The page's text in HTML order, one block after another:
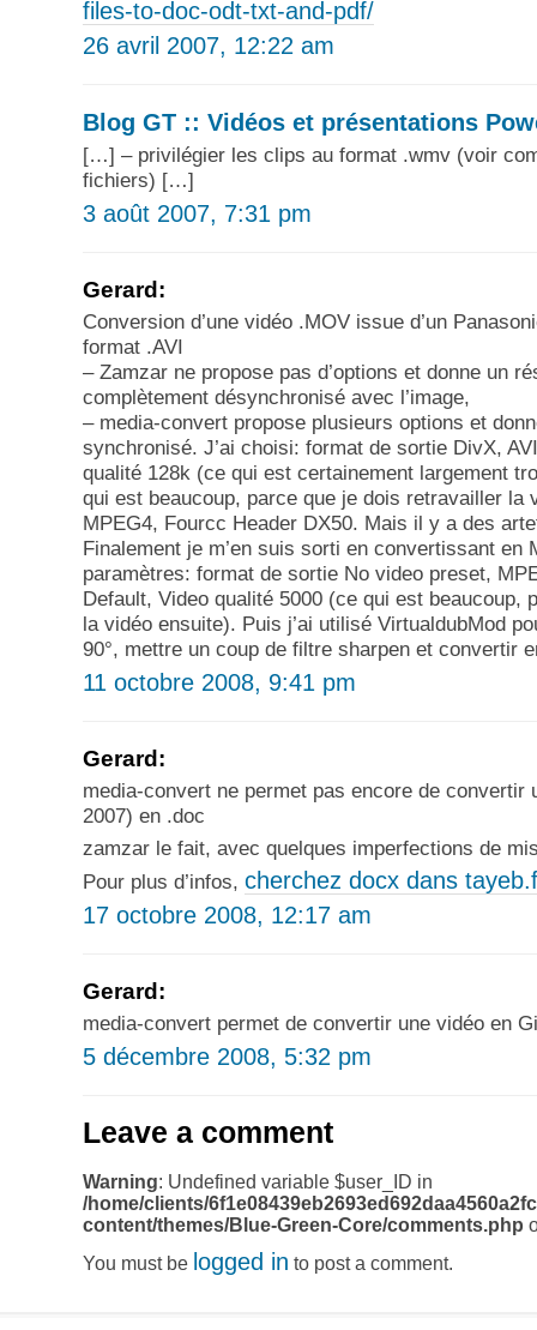
files-to-doc-odt-txt-and-pdf/
26 avril 2007, 12:22 am
Blog GT :: Vidéos et présentations
[…] – privilégier les clips au format .wmv (voir
fichiers) […]
3 août 2007, 7:31 pm
Gerard:
Conversion d’une vidéo .MOV issue d’un
format .AVI
– Zamzar ne propose pas d’options et donne un
complètement désynchronisé avec l’image,
– media-convert propose plusieurs options et
synchronisé. J’ai choisi: format de sortie DivX,
qualité 128k (ce qui est certainement largement
qui est beaucoup, parce que je dois retravailler la
MPEG4, Fourcc Header DX50. Mais il y a des
Finalement je m’en suis sorti en convertissant en
paramètres: format de sortie No video preset,
Default, Video qualité 5000 (ce qui est beaucoup,
la vidéo ensuite). Puis j’ai utilisé VirtualdubMod
90°, mettre un coup de filtre sharpen et convertir
11 octobre 2008, 9:41 pm
Gerard:
media-convert ne permet pas encore de convertir
2007) en .doc
zamzar le fait, avec quelques imperfections de
Pour plus d’infos, cherchez docx dans
17 octobre 2008, 12:17 am
Gerard:
media-convert permet de convertir une vidéo en
5 décembre 2008, 5:32 pm
Leave a comment
Warning: Undefined variable $user_ID in
/home/clients/
content/themes/Blue-Green-Core/comments.php
You must be logged in to post a comment.